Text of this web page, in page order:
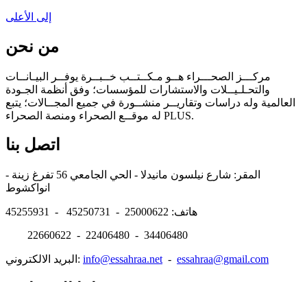
إلى الأعلى
من نحن
مركـــز الصحـــراء هــو مـكــتــب خــبــرة يوفــر البيـانــات
والتحـلـيــلات والاستشارات للمؤسسات؛ وفق أنظمة الجـودة
العالمية وله دراسات وتقاريــر منشــورة في جميع المجــالات؛ يتبع
له موقــع الصحراء ومنصة الصحراء PLUS.
اتصل بنا
المقر: شارع نيلسون مانيدلا - الحي الجامعي 56 تفرغ زينة -
هاتف: 25000622 - 45250731 - 45255931
22660622 - 22406480 - 34406480
البريد الالكتروني: info@essahraa.net - essahraa@gmail.com